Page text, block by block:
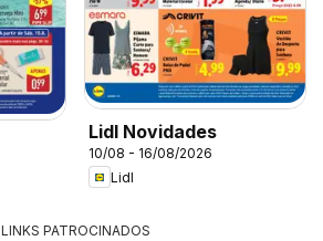
Lidl Novidades
10/08 - 16/08/2026
Lidl
LINKS PATROCINADOS